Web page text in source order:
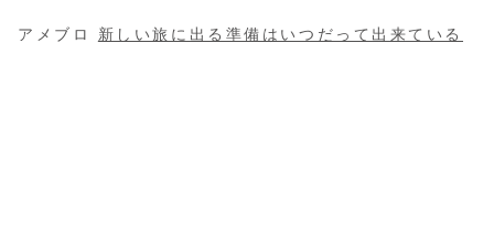
アメブロ 新しい旅に出る準備はいつだって出来ている